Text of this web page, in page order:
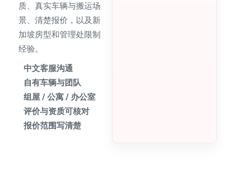
质、真实车辆与搬运场
景、清楚报价，以及新
加坡房型和管理处限制
经验。
中文客服沟通
自有车辆与团队
组屋 / 公寓 / 办公室
评价与资质可核对
报价范围写清楚